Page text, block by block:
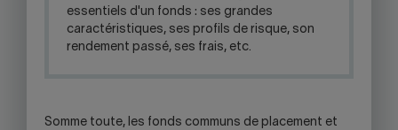
essentiels d'un fonds : ses grandes
caractéristiques, ses profils de risque, son
rendement passé, ses frais, etc.
Somme toute, les fonds communs de placement et